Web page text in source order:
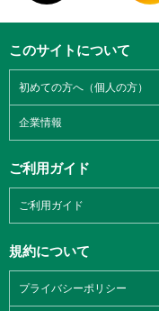
このサイトについて
初めての方へ（個人の方）
企業情報
ご利用ガイド
ご利用ガイド
規約について
プライバシーポリシー